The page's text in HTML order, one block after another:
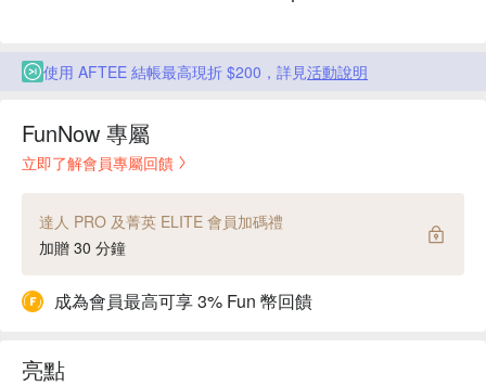
使用 AFTEE 結帳最高現折 $200，詳見活動說明
FunNow 專屬
立即了解會員專屬回饋
達人 PRO 及菁英 ELITE 會員加碼禮
加贈 30 分鐘
成為會員最高可享 3% Fun 幣回饋
亮點